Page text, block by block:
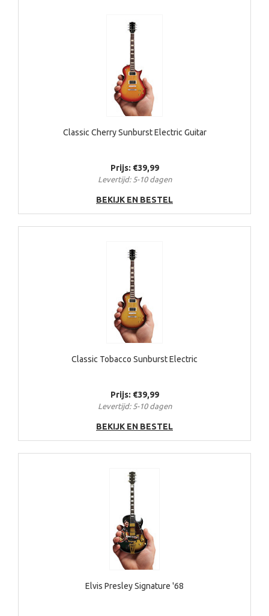
Classic Cherry Sunburst Electric Guitar
Prijs: €39,99
Levertijd: 5-10 dagen
BEKIJK EN BESTEL
Classic Tobacco Sunburst Electric
Prijs: €39,99
Levertijd: 5-10 dagen
BEKIJK EN BESTEL
Elvis Presley Signature '68